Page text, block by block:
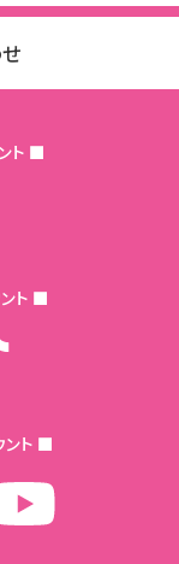
ト ■
ト ■
ント ■